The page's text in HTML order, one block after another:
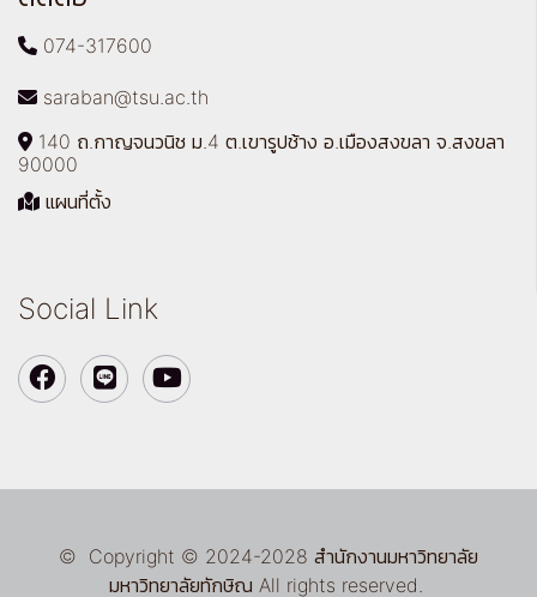
074-317600
saraban@tsu.ac.th
140 ถ.กาญจนวนิช ม.4 ต.เขารูปช้าง อ.เมืองสงขลา จ.สงขลา
90000
แผนที่ตั้ง
Social Link
© Copyright © 2024-2028 สำนักงานมหาวิทยาลัย
มหาวิทยาลัยทักษิณ All rights reserved.